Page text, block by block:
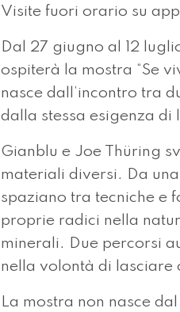
Visite fuori orario su
Dal 27 giugno al 12
ospiterà la mostra “Se
nasce dall’incontro tra
dalla stessa esigenza di
Gianblu e Joe Thüring
materiali diversi. Da
spaziano tra tecniche e
proprie radici nella
minerali. Due percorsi
nella volontà di lasciare
La mostra non nasce